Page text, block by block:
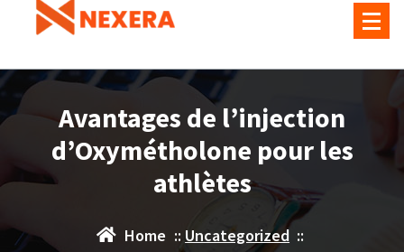
Avantages de l’injection
d’Oxymétholone pour les
athlètes
Home :: Uncategorized ::